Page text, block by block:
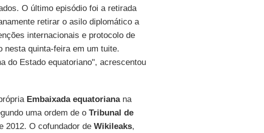
O último episódio foi a retirada
retirar o asilo diplomático a
internacionais e protocolo de
nesta quinta-feira em um tuite.
do Estado equatoriano", acrescentou
Embaixada equatorianana
uma ordem de o Tribunal de
2012. O cofundador de Wikileaks,